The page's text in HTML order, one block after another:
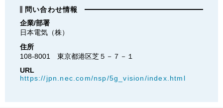
問い合わせ情報
企業/部署
日本電気（株）
住所
108-8001　東京都港区芝５－７－１
URL
https://jpn.nec.com/nsp/5g_vision/index.html